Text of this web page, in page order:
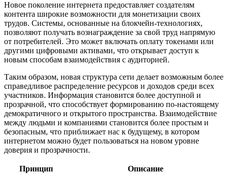
Новое поколение интернета предоставляет создателям
контента широкие возможности для монетизации своих
трудов. Системы, основанные на блокчейн-технологиях,
позволяют получать вознаграждение за свой труд напрямую
от потребителей. Это может включать оплату токенами или
другими цифровыми активами, что открывает доступ к
новым способам взаимодействия с аудиторией.
Таким образом, новая структура сети делает возможным более
справедливое распределение ресурсов и доходов среди всех
участников. Информация становится более доступной и
прозрачной, что способствует формированию по-настоящему
демократичного и открытого пространства. Взаимодействие
между людьми и компаниями становится более простым и
безопасным, что приближает нас к будущему, в котором
интернетом можно будет пользоваться на новом уровне
доверия и прозрачности.
Принцип Описание